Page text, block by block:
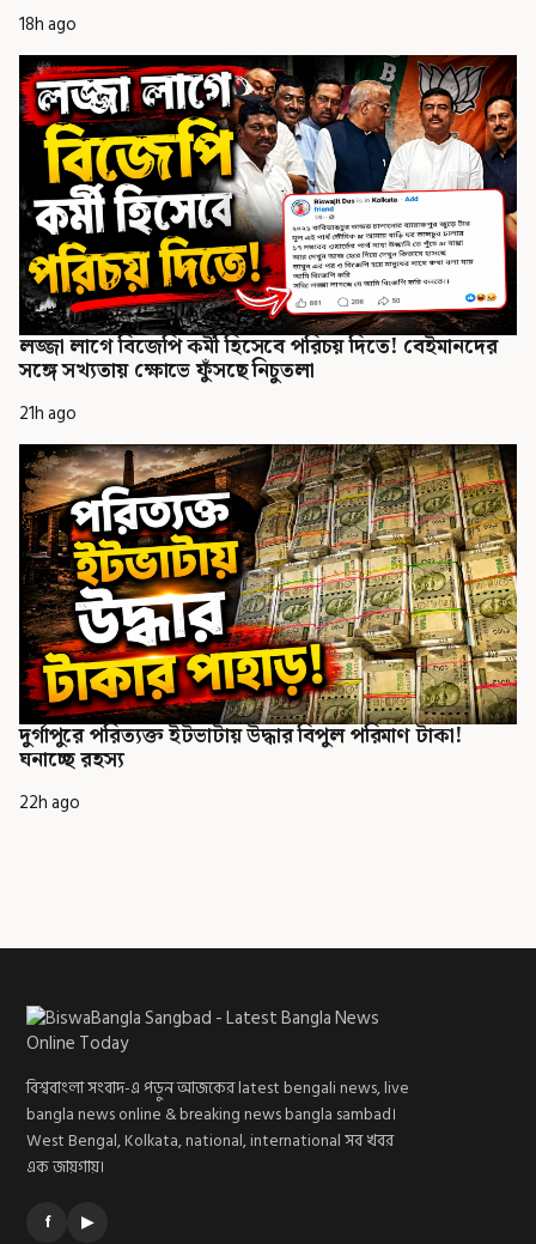
18h ago
লজ্জা লাগে বিজেপি কর্মী হিসেবে পরিচয় দিতে! বেইমানদের
সঙ্গে সখ্যতায় ক্ষোভে ফুঁসছে নিচুতলা
21h ago
দুর্গাপুরে পরিত্যক্ত ইটভাটায় উদ্ধার বিপুল পরিমাণ টাকা!
ঘনাচ্ছে রহস্য
22h ago
বিশ্ববাংলা সংবাদ-এ পড়ুন আজকের latest bengali news, live
bangla news online & breaking news bangla sambad।
West Bengal, Kolkata, national, international সব খবর
এক জায়গায়।
f ▶